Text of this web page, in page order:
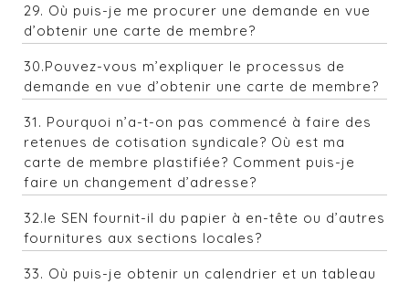
29. Où puis-je me procurer une demande en vue
d’obtenir une carte de membre?
30.Pouvez-vous m’expliquer le processus de
demande en vue d’obtenir une carte de membre?
31. Pourquoi n’a-t-on pas commencé à faire des
retenues de cotisation syndicale? Où est ma
carte de membre plastifiée? Comment puis-je
faire un changement d’adresse?
32.le SEN fournit-il du papier à en-tête ou d’autres
fournitures aux sections locales?
33. Où puis-je obtenir un calendrier et un tableau